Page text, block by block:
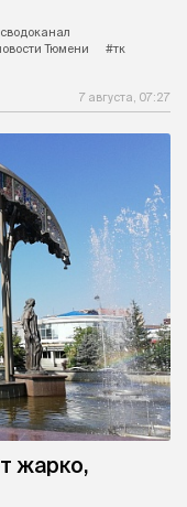
Тюмени #тк
7 августа, 07:27
жарко,